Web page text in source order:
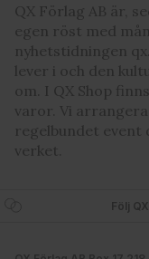
QX Förlag AB är,
egen röst med
nyhetstidningen
lever i och den
om. I QX Shop
varor. Vi
regelbundet event
verket.
Följ